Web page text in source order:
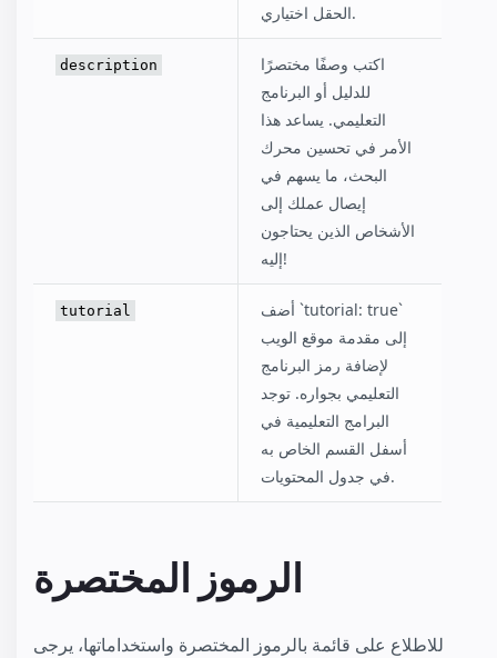
الحقل اختياري.
description
اكتب وصفًا مختصرًا
للدليل أو البرنامج
التعليمي. يساعد هذا
الأمر في تحسين محرك
البحث، ما يسهم في
إيصال عملك إلى
الأشخاص الذين يحتاجون
إليه!
tutorial
أضف `tutorial: true`
إلى مقدمة موقع الويب
لإضافة رمز البرنامج
التعليمي بجواره. توجد
البرامج التعليمية في
أسفل القسم الخاص به
في جدول المحتويات.
الرموز المختصرة
للاطلاع على قائمة بالرموز المختصرة واستخداماتها، يرجى